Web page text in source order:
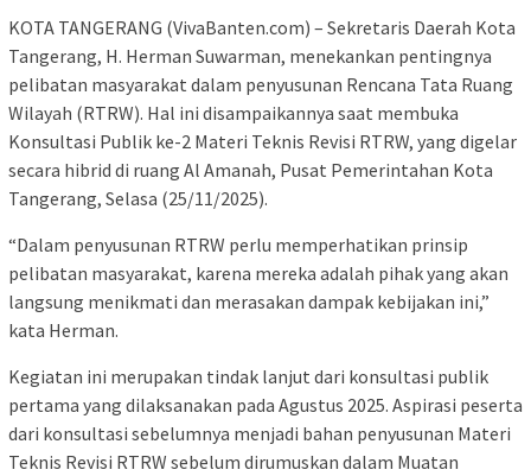
KOTA TANGERANG (VivaBanten.com) – Sekretaris Daerah Kota
Tangerang, H. Herman Suwarman, menekankan pentingnya
pelibatan masyarakat dalam penyusunan Rencana Tata Ruang
Wilayah (RTRW). Hal ini disampaikannya saat membuka
Konsultasi Publik ke-2 Materi Teknis Revisi RTRW, yang digelar
secara hibrid di ruang Al Amanah, Pusat Pemerintahan Kota
Tangerang, Selasa (25/11/2025).
“Dalam penyusunan RTRW perlu memperhatikan prinsip
pelibatan masyarakat, karena mereka adalah pihak yang akan
langsung menikmati dan merasakan dampak kebijakan ini,”
kata Herman.
Kegiatan ini merupakan tindak lanjut dari konsultasi publik
pertama yang dilaksanakan pada Agustus 2025. Aspirasi peserta
dari konsultasi sebelumnya menjadi bahan penyusunan Materi
Teknis Revisi RTRW sebelum dirumuskan dalam Muatan